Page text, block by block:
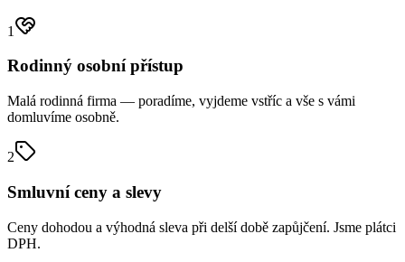
1
Rodinný osobní přístup
Malá rodinná firma — poradíme, vyjdeme vstříc a vše s vámi
domluvíme osobně.
2
Smluvní ceny a slevy
Ceny dohodou a výhodná sleva při delší době zapůjčení. Jsme plátci
DPH.